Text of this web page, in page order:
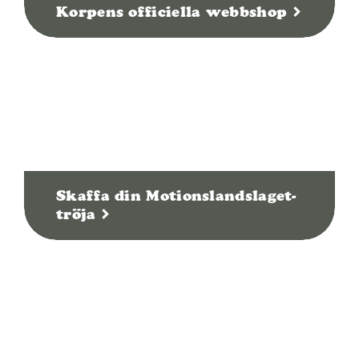
Korpens officiella webbshop
Skaffa din Motionslandslaget-
tröja